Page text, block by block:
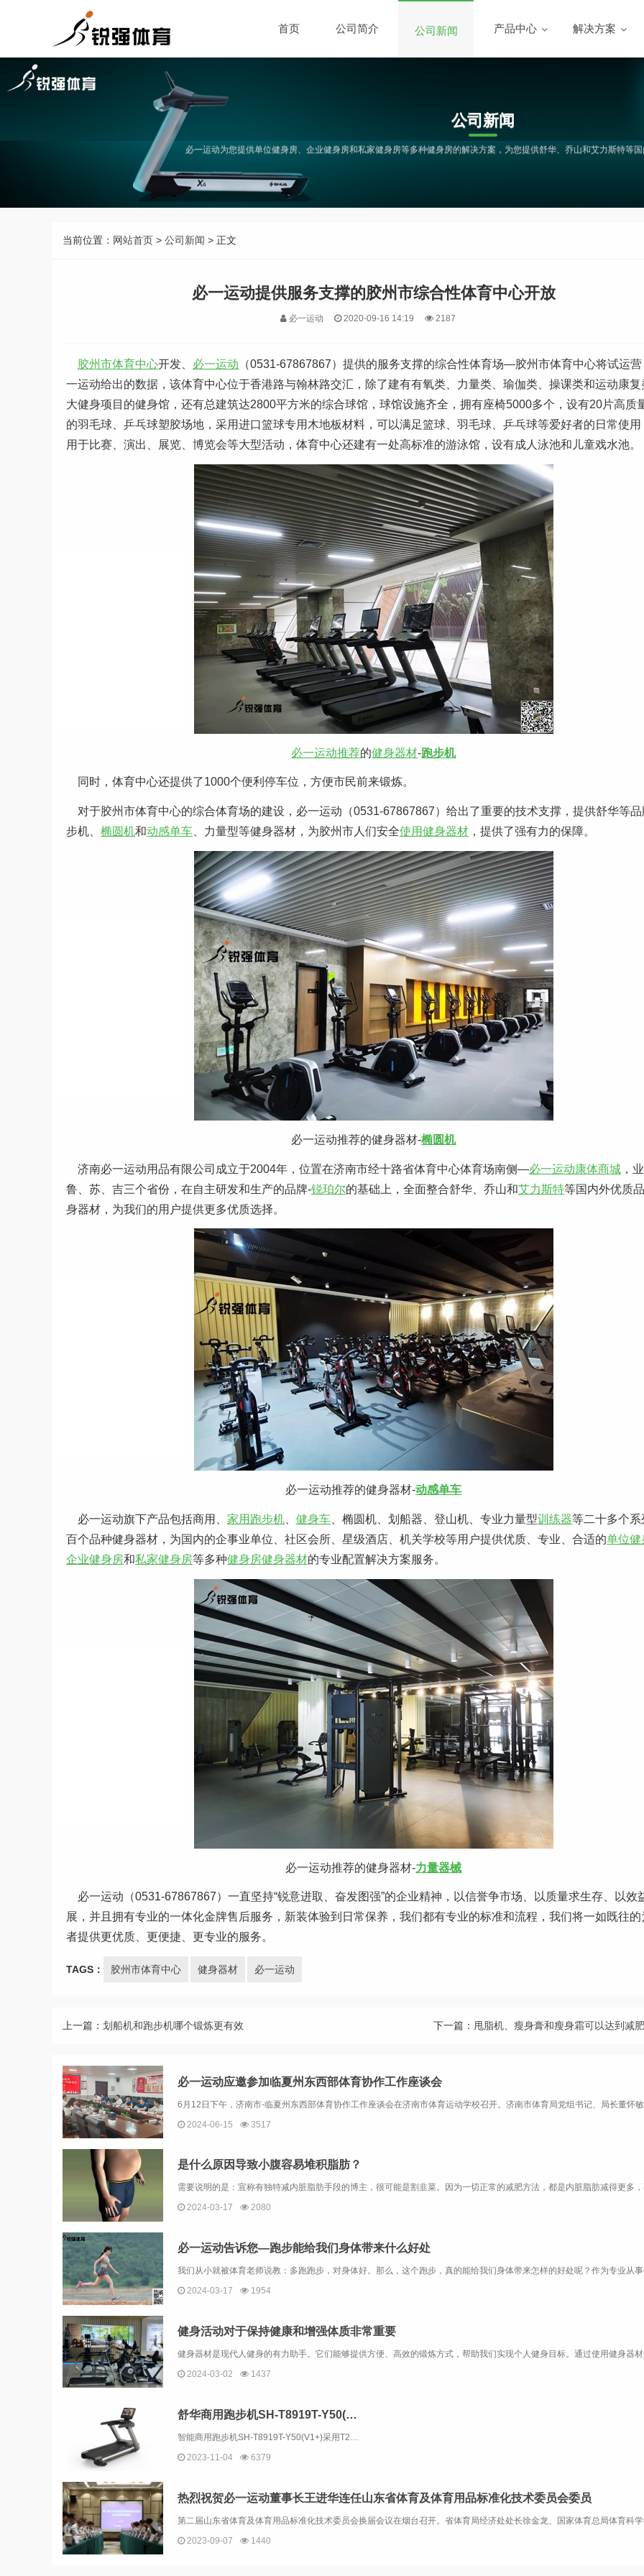
首页 公司简介 公司新闻 产品中心 解决方案
公司新闻
必一运动为您提供单位健身房、企业健身房和私家健身房等多种健身房的解决方案，为您提供舒华、乔山和艾力斯特等
当前位置： 网站首页 > 公司新闻 > 正文
必一运动提供服务支撑的胶州市综合性体育中心开放
必一运动 2020-09-16 14:19 2187
胶州市体育中心开发、 必一运动 （0531-67867867）提供的服务支撑的综合性体育场—胶州市体育中心将试运
一运动给出的数据，该体育中心位于香港路与翰林路交汇，除了建有有氧类、力量类、瑜伽类、操课类和运动康复
大健身项目的健身馆，还有总建筑达2800平方米的综合球馆，球馆设施齐全，拥有座椅5000多个，设有20片高质
的羽毛球、乒乓球塑胶场地，采用进口篮球专用木地板材料，可以满足篮球、羽毛球、乒乓球等爱好者的日常使用
用于比赛、演出、展览、博览会等大型活动，体育中心还建有一处高标准的游泳馆，设有成人泳池和儿童戏水池。
必一运动推荐的健身器材-跑步机
同时，体育中心还提供了1000个便利停车位，方便市民前来锻炼。
对于胶州市体育中心的综合体育场的建设，必一运动（0531-67867867）给出了重要的技术支撑，提供舒华等
步机、 椭圆机和动感单车 、力量型等健身器材，为胶州市人们安全使用健身器材 ，提供了强有力的保障。
必一运动推荐的健身器材-椭圆机
济南必一运动用品有限公司成立于2004年，位置在济南市经十路省体育中心体育场南侧—必一运动康体商城 ，
鲁、苏、吉三个省份，在自主研发和生产的品牌-锐珀尔的基础上，全面整合舒华、乔山和艾力斯特等国内外优质
身器材，为我们的用户提供更多优质选择。
必一运动推荐的健身器材-动感单车
必一运动旗下产品包括商用、 家用跑步机 健身车 、椭圆机、划船器、登山机、专业力量型训练器等二十多个系
百个品种健身器材，为国内的企事业单位、社区会所、星级酒店、机关学校等用户提供优质、专业、合适的单位健
企业健身房和私家健身房等多种健身房健身器材的专业配置解决方案服务。
必一运动推荐的健身器材-力量器械
必一运动（0531-67867867）一直坚持“锐意进取、奋发图强”的企业精神，以信誉争市场、以质量求生存、以效
展，并且拥有专业的一体化金牌售后服务，新装体验到日常保养，我们都有专业的标准和流程，我们将一如既往的
者提供更优质、更便捷、更专业的服务。
TAGS： 胶州市体育中心 健身器材 必一运动
上一篇： 划船机和跑步机哪个锻炼更有效 下一篇： 甩脂机、瘦身膏和瘦身霜可以达到减
必一运动应邀参加临夏州东西部体育协作工作座谈会
2024-06-15 3517
是什么原因导致小腹容易堆积脂肪？
2024-03-17 2080
必一运动告诉您—跑步能给我们身体带来什么好处
2024-03-17 1954
健身活动对于保持健康和增强体质非常重要
2024-03-02 1437
舒华商用跑步机SH-T8919T-Y50(V9+)21.5寸大屏
2023-11-04
6379
热烈祝贺必一运动董事长王进华连任山东省体育及体育用品标准化技术委员会委员
2023-09-07 1440